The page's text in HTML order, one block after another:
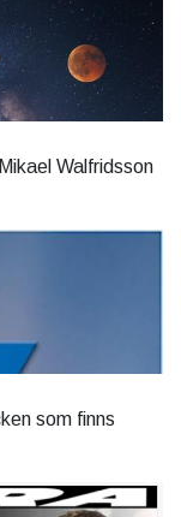
Walfridsson
som finns